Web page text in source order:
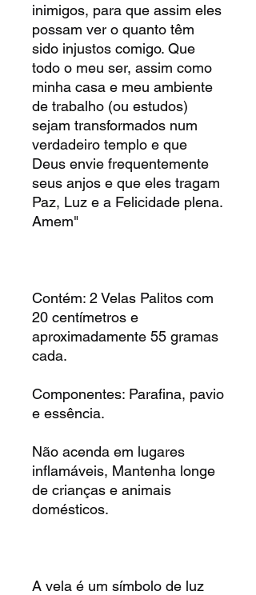
inimigos, para que assim eles
possam ver o quanto têm
sido injustos comigo. Que
todo o meu ser, assim como
minha casa e meu ambiente
de trabalho (ou estudos)
sejam transformados num
verdadeiro templo e que
Deus envie frequentemente
seus anjos e que eles tragam
Paz, Luz e a Felicidade plena.
Amem"
Contém: 2 Velas Palitos com
20 centímetros e
aproximadamente 55 gramas
cada.
Componentes: Parafina, pavio
e essência.
Não acenda em lugares
inflamáveis, Mantenha longe
de crianças e animais
domésticos.
A vela é um símbolo de luz